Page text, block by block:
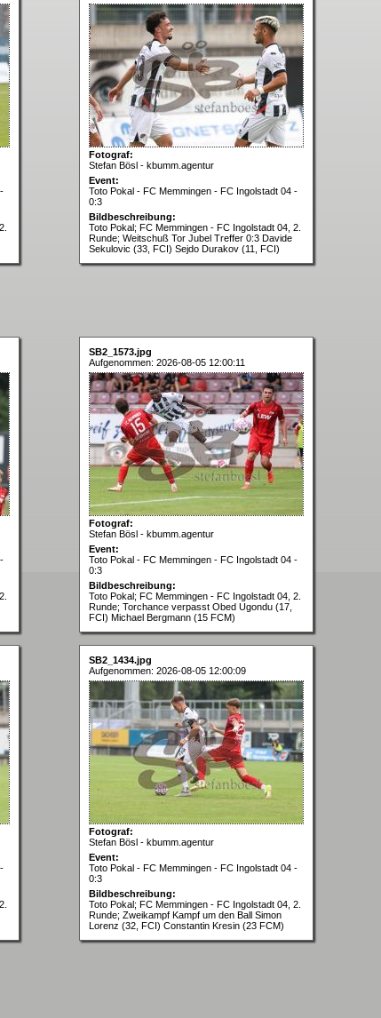
Fotograf:
Stefan Bösl - kbumm.agentur
Event:
Toto Pokal - FC Memmingen - FC Ingolstadt 04 -
0:3
Bildbeschreibung:
Toto Pokal; FC Memmingen - FC Ingolstadt 04, 2.
Runde; Weitschuß Tor Jubel Treffer 0:3 Davide
Sekulovic (33, FCI) Sejdo Durakov (11, FCI)
SB2_1573.jpg
Aufgenommen: 2026-08-05 12:00:11
Fotograf:
Stefan Bösl - kbumm.agentur
Event:
Toto Pokal - FC Memmingen - FC Ingolstadt 04 -
0:3
Bildbeschreibung:
Toto Pokal; FC Memmingen - FC Ingolstadt 04, 2.
Runde; Torchance verpasst Obed Ugondu (17,
FCI) Michael Bergmann (15 FCM)
SB2_1434.jpg
Aufgenommen: 2026-08-05 12:00:09
Fotograf:
Stefan Bösl - kbumm.agentur
Event:
Toto Pokal - FC Memmingen - FC Ingolstadt 04 -
0:3
Bildbeschreibung:
Toto Pokal; FC Memmingen - FC Ingolstadt 04, 2.
Runde; Zweikampf Kampf um den Ball Simon
Lorenz (32, FCI) Constantin Kresin (23 FCM)